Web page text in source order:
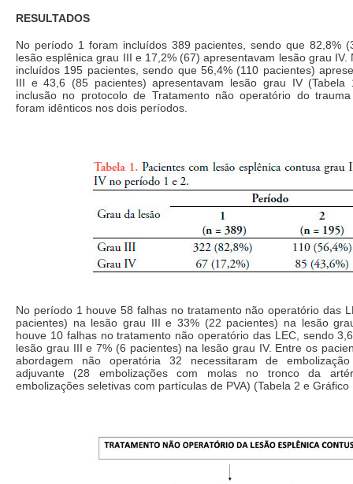
RESULTADOS
No período 1 foram incluídos 389 pacientes, sendo que 82,8%
lesão esplênica grau III e 17,2% (67) apresentavam lesão grau
incluídos 195 pacientes, sendo que 56,4% (110 pacientes)
III e 43,6 (85 pacientes) apresentavam lesão grau IV (Tabela
inclusão no protocolo de Tratamento não operatório do
foram idênticos nos dois períodos.
No período 1 houve 58 falhas no tratamento não operatório das
pacientes) na lesão grau III e 33% (22 pacientes) na lesão
houve 10 falhas no tratamento não operatório das LEC, sendo
lesão grau III e 7% (6 pacientes) na lesão grau IV. Entre os
abordagem não operatória 32 necessitaram de
adjuvante (28 embolizações com molas no tronco da
embolizações seletivas com partículas de PVA) (Tabela 2 e Gráfico